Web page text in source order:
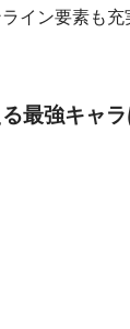
イン要素も充
最強キャラ